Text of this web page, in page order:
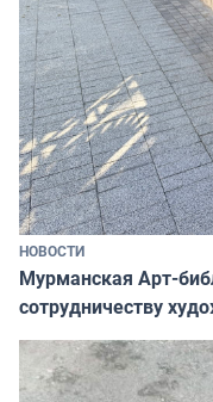
НОВОСТИ
Мурманская Арт-
сотрудничеству